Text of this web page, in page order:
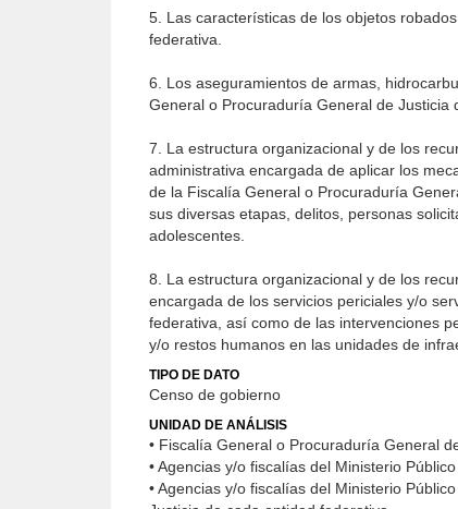
5. Las características de los objetos
federativa.
6. Los aseguramientos de armas,
General o Procuraduría General de Justicia
7. La estructura organizacional y de los
administrativa encargada de aplicar los
de la Fiscalía General o Procuraduría
sus diversas etapas, delitos, personas
adolescentes.
8. La estructura organizacional y de los
encargada de los servicios periciales y/o
federativa, así como de las intervenciones
y/o restos humanos en las unidades de
TIPO DE DATO
Censo de gobierno
UNIDAD DE ANÁLISIS
• Fiscalía General o Procuraduría General
• Agencias y/o fiscalías del Ministerio
• Agencias y/o fiscalías del Ministerio